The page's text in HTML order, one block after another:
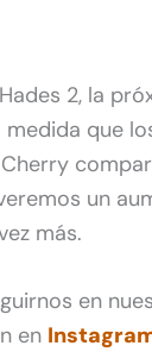
2, la
que
Cherry
un
más.
en
en